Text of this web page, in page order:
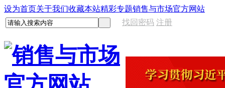
设为首页关于我们收藏本站精彩专题销售与市场官方网站
找回密码 注册